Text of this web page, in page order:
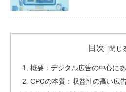
目次
概要：デジタル広告の中心に
CPOの本質：収益性の高い広